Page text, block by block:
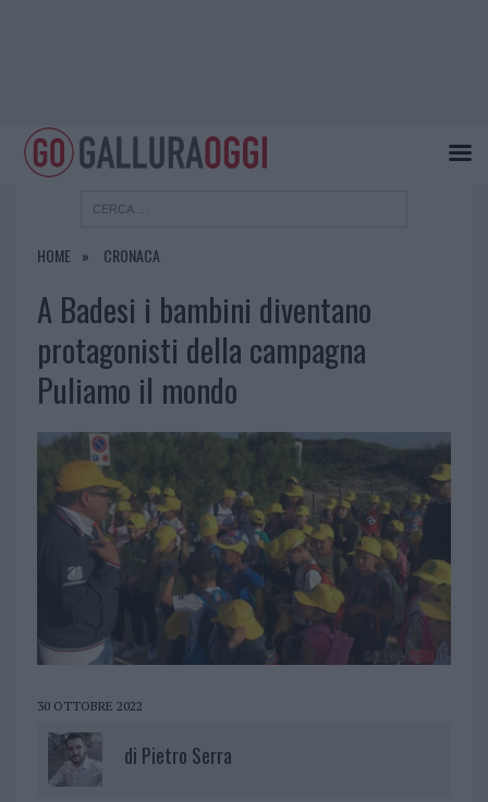
HOME CRONACA
A Badesi i bambini diventano
protagonisti della campagna
Puliamo il mondo
30 OTTOBRE 2022
di Pietro Serra